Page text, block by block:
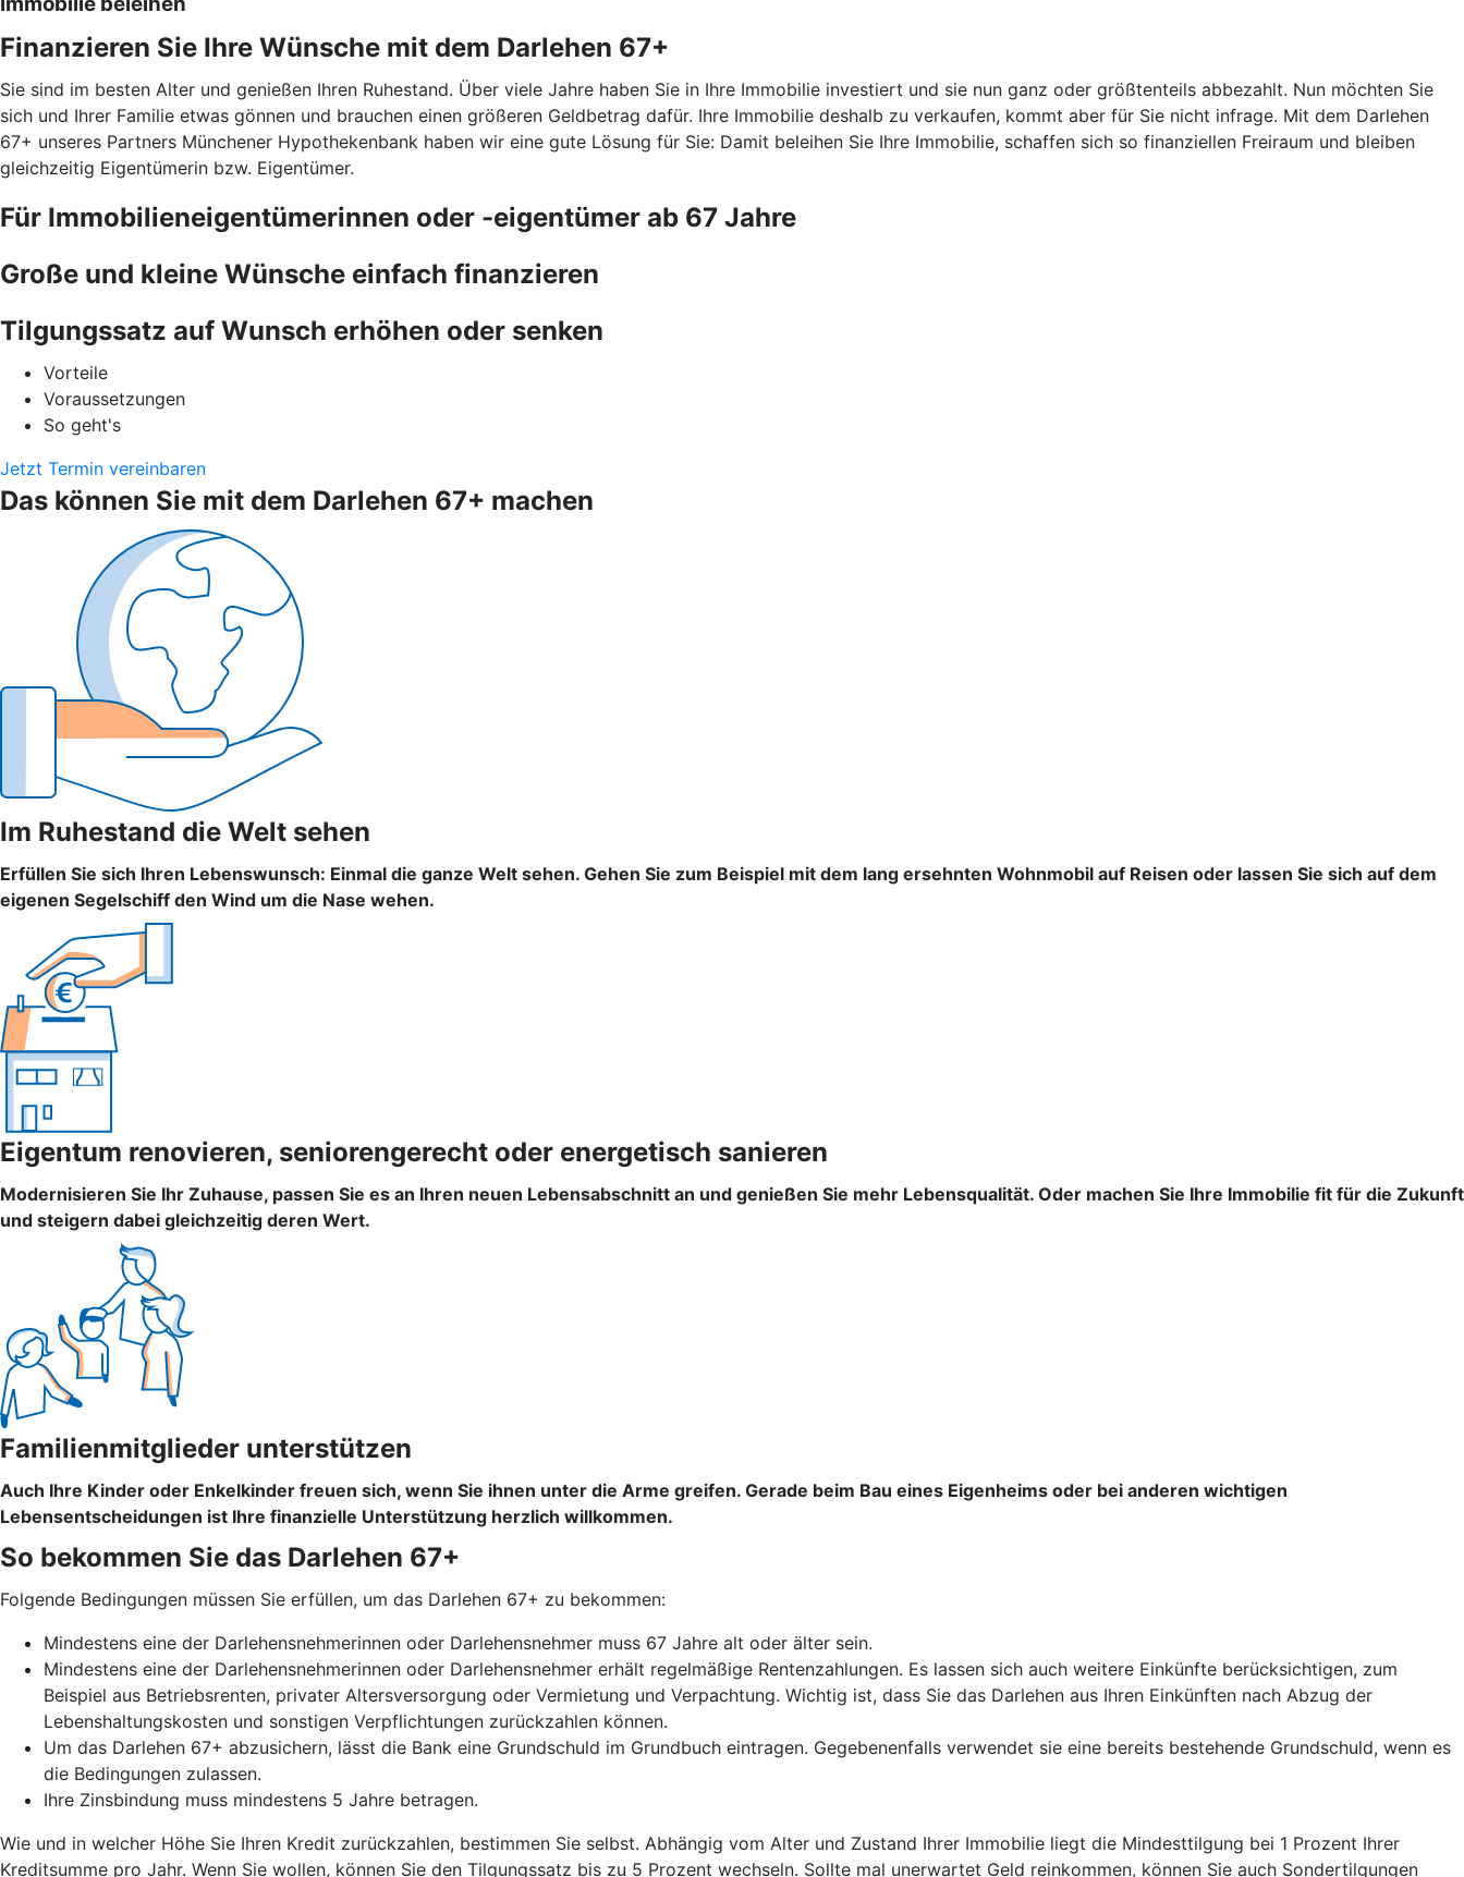
Finanzieren Sie Ihre Wünsche mit dem Darlehen 67+
Sie sind im besten Alter und genießen Ihren Ruhestand. Über viele Jahre haben Sie in Ihre Immobilie investiert und sie nun ganz oder größtenteils abbezahlt. Nun möchten Sie
sich und Ihrer Familie etwas gönnen und brauchen einen größeren Geldbetrag dafür. Ihre Immobilie deshalb zu verkaufen, kommt aber für Sie nicht infrage. Mit dem Darlehen
67+ unseres Partners Münchener Hypothekenbank haben wir eine gute Lösung für Sie: Damit beleihen Sie Ihre Immobilie, schaffen sich so finanziellen Freiraum und bleiben
gleichzeitig Eigentümerin bzw. Eigentümer.
Für Immobilieneigentümerinnen oder -eigentümer ab 67 Jahre
Große und kleine Wünsche einfach finanzieren
Tilgungssatz auf Wunsch erhöhen oder senken
Vorteile
Voraussetzungen
So geht's
Jetzt Termin vereinbaren
Das können Sie mit dem Darlehen 67+ machen
Im Ruhestand die Welt sehen
Erfüllen Sie sich Ihren Lebenswunsch: Einmal die ganze Welt sehen. Gehen Sie zum Beispiel mit dem lang ersehnten Wohnmobil auf Reisen oder lassen Sie sich auf dem
eigenen Segelschiff den Wind um die Nase wehen.
Eigentum renovieren, seniorengerecht oder energetisch sanieren
Modernisieren Sie Ihr Zuhause, passen Sie es an Ihren neuen Lebensabschnitt an und genießen Sie mehr Lebensqualität. Oder machen Sie Ihre Immobilie fit für die Zukunft
und steigern dabei gleichzeitig deren Wert.
Familienmitglieder unterstützen
Auch Ihre Kinder oder Enkelkinder freuen sich, wenn Sie ihnen unter die Arme greifen. Gerade beim Bau eines Eigenheims oder bei anderen wichtigen
Lebensentscheidungen ist Ihre finanzielle Unterstützung herzlich willkommen.
So bekommen Sie das Darlehen 67+
Folgende Bedingungen müssen Sie erfüllen, um das Darlehen 67+ zu bekommen:
Mindestens eine der Darlehensnehmerinnen oder Darlehensnehmer muss 67 Jahre alt oder älter sein.
Mindestens eine der Darlehensnehmerinnen oder Darlehensnehmer erhält regelmäßige Rentenzahlungen. Es lassen sich auch weitere Einkünfte berücksichtigen, zum
Beispiel aus Betriebsrenten, privater Altersversorgung oder Vermietung und Verpachtung. Wichtig ist, dass Sie das Darlehen aus Ihren Einkünften nach Abzug der
Lebenshaltungskosten und sonstigen Verpflichtungen zurückzahlen können.
Um das Darlehen 67+ abzusichern, lässt die Bank eine Grundschuld im Grundbuch eintragen. Gegebenenfalls verwendet sie eine bereits bestehende Grundschuld, wenn es
die Bedingungen zulassen.
Ihre Zinsbindung muss mindestens 5 Jahre betragen.
Wie und in welcher Höhe Sie Ihren Kredit zurückzahlen, bestimmen Sie selbst. Abhängig vom Alter und Zustand Ihrer Immobilie liegt die Mindesttilgung bei 1 Prozent Ihrer
Kreditsumme pro Jahr. Wenn Sie wollen, können Sie den Tilgungssatz bis zu 5 Prozent wechseln. Sollte mal unerwartet Geld reinkommen, können Sie auch Sondertilgungen